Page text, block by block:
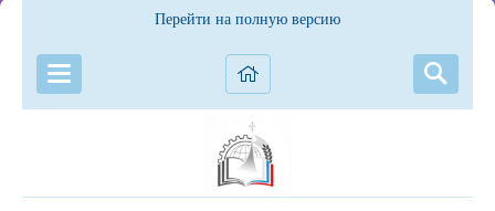
Перейти на полную версию